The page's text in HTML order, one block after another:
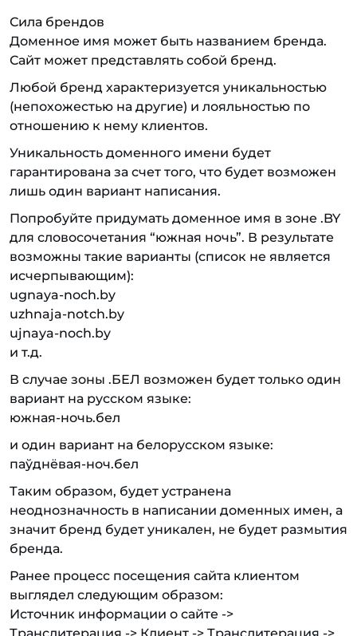
Сила брендов
Доменное имя может быть названием бренда.
Сайт может представлять собой бренд.
Любой бренд характеризуется уникальностью
(непохожестью на другие) и лояльностью по
отношению к нему клиентов.
Уникальность доменного имени будет
гарантирована за счет того, что будет возможен
лишь один вариант написания.
Попробуйте придумать доменное имя в зоне .BY
для словосочетания “южная ночь”. В результате
возможны такие варианты (список не является
исчерпывающим):
ugnaya-noch.by
uzhnaja-notch.by
ujnaya-noch.by
и т.д.
В случае зоны .БЕЛ возможен будет только один
вариант на русском языке:
южная-ночь.бел
и один вариант на белорусском языке:
паўднёвая-ноч.бел
Таким образом, будет устранена
неоднозначность в написании доменных имен, а
значит бренд будет уникален, не будет размытия
бренда.
Ранее процесс посещения сайта клиентом
выглядел следующим образом:
Источник информации о сайте ->